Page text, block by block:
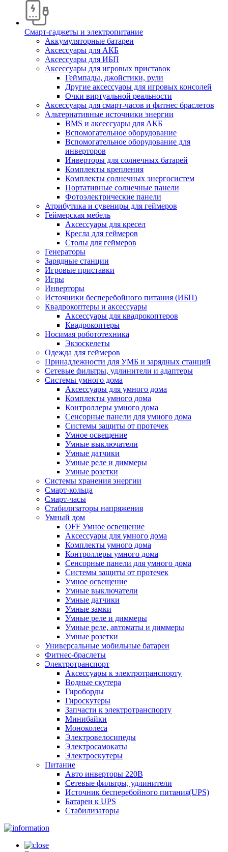
Смарт-гаджеты и электропитание
Аккумуляторные батареи
Аксессуары для АКБ
Аксессуары для ИБП
Аксессуары для игровых приставок
Геймпады, джойстики, рули
Другие аксессуары для игровых консолей
Очки виртуальной реальности
Аксессуары для смарт-часов и фитнес браслетов
Альтернативные источники энергии
BMS и аксессуары для АКБ
Вспомогательное оборудование
Вспомогательное оборудование для
инверторов
Инверторы для солнечных батарей
Комплекты крепления
Комплекты солнечных энергосистем
Портативные солнечные панели
Фотоэлектрические панели
Атрибутика и сувениры для геймеров
Геймерская мебель
Аксессуары для кресел
Кресла для геймеров
Столы для геймеров
Генераторы
Зарядные станции
Игровые приставки
Игры
Инверторы
Источники бесперебойного питания (ИБП)
Квадрокоптеры и аксессуары
Аксессуары для квадрокоптеров
Квадрокоптеры
Носимая робототехника
Экзоскелеты
Одежда для геймеров
Принадлежности для УМБ и зарядных станций
Сетевые фильтры, удлинители и адаптеры
Системы умного дома
Аксессуары для умного дома
Комплекты умного дома
Контроллеры умного дома
Сенсорные панели для умного дома
Системы защиты от протечек
Умное освещение
Умные выключатели
Умные датчики
Умные реле и диммеры
Умные розетки
Системы хранения энергии
Смарт-кольца
Смарт-часы
Стабилизаторы напряжения
Умный дом
OFF Умное освещение
Аксессуары для умного дома
Комплекты умного дома
Контроллеры умного дома
Сенсорные панели для умного дома
Системы защиты от протечек
Умное освещение
Умные выключатели
Умные датчики
Умные замки
Умные реле и диммеры
Умные реле, автоматы и диммеры
Умные розетки
Универсальные мобильные батареи
Фитнес-браслеты
Электротранспорт
Аксессуары к электротранспорту
Водные скутера
Гироборды
Гироскутеры
Запчасти к электротранспорту
Минибайки
Моноколеса
Электровелосипеды
Электросамокаты
Электроскутеры
Питание
Авто инверторы 220В
Сетевые фильтры, удлинители
Источник бесперебойного питания(UPS)
Батареи к UPS
Стабилизаторы